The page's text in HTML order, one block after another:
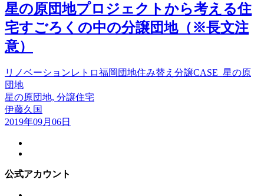
星の原団地プロジェクトから考える住
宅すごろくの中の分譲団地（※長文注
意）
リノベーション レトロ福岡 団地住み替え 分譲CASE_星の原
団地
星の原団地, 分譲住宅
伊藤久国
2019年09月06日
公式アカウント